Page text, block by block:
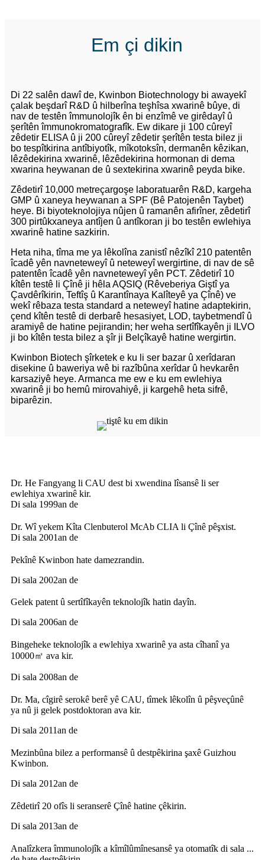
Em çi dikin
Di 22 salên dawî de, Kwinbon Biotechnology bi awayekî
çalak beşdarî R&D û hilberîna teşhîsa xwarinê bûye, di
nav de testên îmmunolojîk ên bi enzîmê ve girêdayî û
şerîtên îmmunokromatografîk. Ew dikare ji 100 cûreyî
zêdetir ELISA û ji 200 cûreyî zêdetir şerîtên testa bilez ji
bo tespîtkirina antîbiyotîk, mîkotoksîn, dermanên kêzikan,
lêzêdekirina xwarinê, lêzêdekirina hormonan di dema
xwarina heywanan de û sextekirina xwarinê peyda bike.
Zêdetirî 10,000 metreçargoşe laboratuarên R&D, kargeha
GMP û xaneya heywanan a SPF (Bê Patojenên Taybet)
heye. Bi biyoteknolojiya nûjen û ramanên afirîner, zêdetirî
300 pirtûkxaneya antîjen û antîkoran ji bo testên ewlehiya
xwarinê hatine sazkirin.
Heta niha, tîma me ya lêkolîna zanistî nêzîkî 210 patentên
îcadê yên navneteweyî û neteweyî wergirtine, di nav de sê
patentên îcadê yên navneteweyî yên PCT. Zêdetirî 10
kîtên testê li Çînê ji hêla AQSIQ (Rêveberiya Giştî ya
Çavdêrîkirin, Teftîş û Karantînaya Kalîteyê ya Çînê) ve
wekî rêbaza testa standard a neteweyî hatine adaptekirin,
çend kîtên testê di derbarê hesasiyet, LOD, taybetmendî û
aramiyê de hatine pejirandin; her weha sertîfîkayên ji ILVO
ji bo kîtên testa bilez a şîr ji Belçîkayê hatine wergirtin.
Kwinbon Biotech şîrketek e ku li ser bazar û xerîdaran
disekine û baweriya wê bi razîbûna xerîdar û hevkarên
karsaziyê heye. Armanca me ew e ku em ewlehiya
xwarinê ji bo hemû mirovahiyê, ji kargehê heta sifrê,
biparêzin.
Dr. He Fangyang li CAU dest bi xwendina lîsansê li ser
ewlehiya xwarinê kir.
Di sala 1999an de
Dr. Wî yekem Kîta Clenbuterol McAb CLIA li Çînê pêşxist.
Di sala 2001an de
Pekînê Kwinbon hate damezrandin.
Di sala 2002an de
Gelek patent û sertîfîkayên teknolojîk hatin dayîn.
Di sala 2006an de
Bingeheke teknolojîk a ewlehiya xwarinê ya asta cîhanî ya
10000㎡ ava kir.
Di sala 2008an de
Dr. Ma, cîgirê serokê berê yê CAU, tîmek lêkolîn û pêşveçûnê
ya nû ji gelek postdoktoran ava kir.
Di sala 2011an de
Mezinbûna bilez a performansê û destpêkirina şaxê Guizhou
Kwinbon.
Di sala 2012an de
Zêdetirî 20 ofîs li seranserê Çînê hatine çêkirin.
Di sala 2013an de
Analîzkera îmmunolojîk a kîmîlûmînesansê ya otomatîk di sala ...